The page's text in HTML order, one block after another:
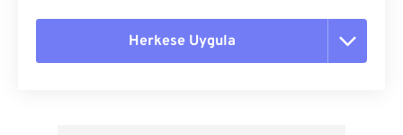
Herkese Uygula